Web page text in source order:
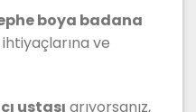
boya badana
ve
ustası arıyorsanız,